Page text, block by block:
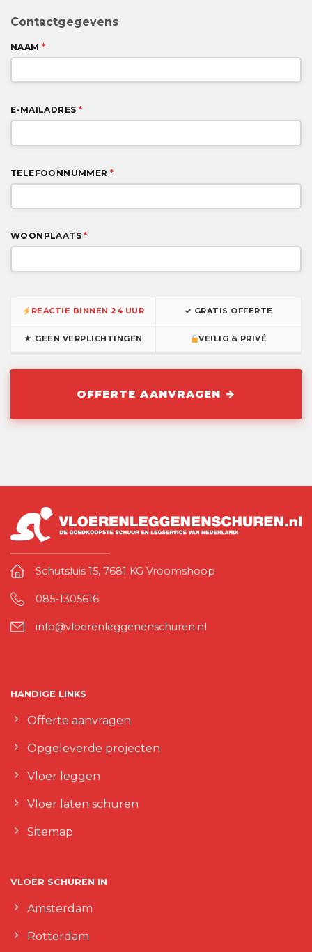
Contactgegevens
NAAM *
E-MAILADRES *
TELEFOONNUMMER *
WOONPLAATS*
REACTIE BINNEN 24 UUR ✓ GRATIS OFFERTE
★ GEEN VERPLICHTINGEN VEILIG & PRIVÉ
Schutsluis 15, 7681 KG Vroomshoop
085-1305616
info@vloerenleggenenschuren.nl
HANDIGE LINKS
Offerte aanvragen
Opgeleverde projecten
Vloer leggen
Vloer laten schuren
Sitemap
VLOER SCHUREN IN
Amsterdam
Rotterdam